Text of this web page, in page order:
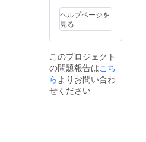
は、こ
におす
すめ ・
とに、
星と香
りで自
分を整
油と星
のエネ
ルギー
植物の
作用／
エレメ
ントと
精油／
バスソ
バー色
の組み
合わせ
をお選
さい。
選択肢
以外の
組み合
わせを
す。手
帳カ
バー色
をお選
びくだ
さい。
選択肢
以外の
ヘルプページを
見る
このプロジェクト
の問題報告はこち
ら よりお問い合わ
せください